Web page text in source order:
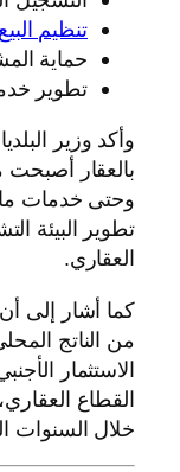
تنظيم
حماية
تطوير
وأكد وزير
بالعقار أصبحت
وحتى خدمات ما
تطوير البيئة
العقاري.
الاستثمار
القطاع
خلال السنوات